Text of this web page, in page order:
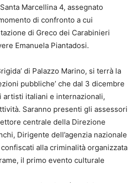
Marcellina 4, assegnato
di confronto a cui
di Greco dei Carabinieri
Emanuela Piantadosi.
di Palazzo Marino, si terrà la
pubbliche’ che dal 3 dicembre
artisti italiani e internazionali,
Saranno presenti gli assessori
centrale della Direzione
Dirigente dell’agenzia nazionale
alla criminalità organizzata
il primo evento culturale